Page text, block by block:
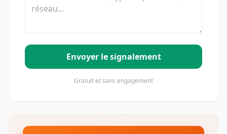
Envoyer le signalement
Gratuit et sans engagement